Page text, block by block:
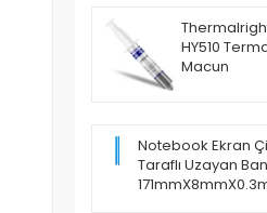
HY510
Macun
Notebook Ekran
Taraflı Uzayan